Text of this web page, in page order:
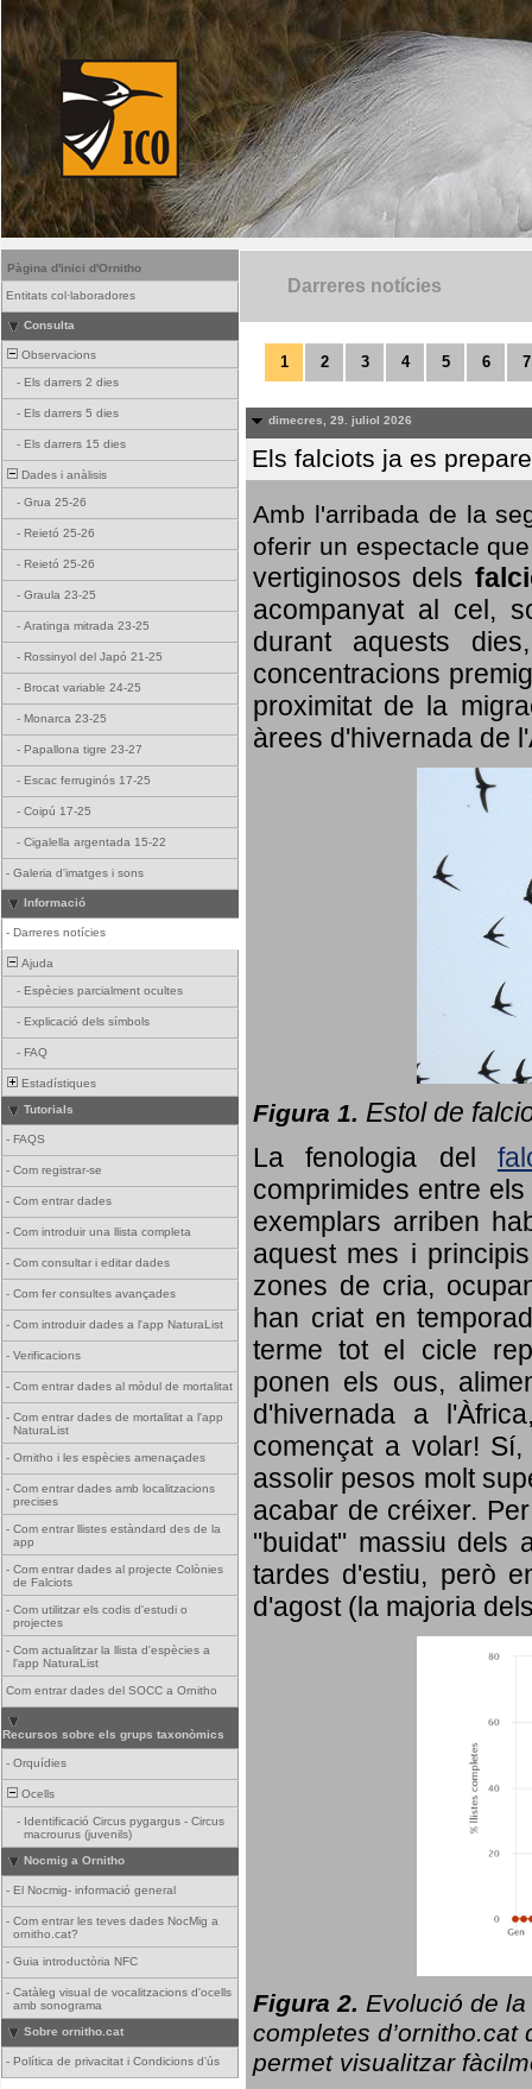
Pàgina d'inici d'Ornitho
Entitats col·laboradores
Consulta
Observacions
- Els darrers 2 dies
- Els darrers 5 dies
- Els darrers 15 dies
Dades i anàlisis
- Grua 25-26
- Reietó 25-26
- Reietó 25-26
- Graula 23-25
- Aratinga mitrada 23-25
- Rossinyol del Japó 21-25
- Brocat variable 24-25
- Monarca 23-25
- Papallona tigre 23-27
- Escac ferruginós 17-25
- Coipú 17-25
- Cigalella argentada 15-22
- Galeria d'imatges i sons
Informació
- Darreres notícies
Ajuda
- Espècies parcialment ocultes
- Explicació dels símbols
- FAQ
Estadístiques
Tutorials
- FAQS
- Com registrar-se
- Com entrar dades
- Com introduir una llista completa
- Com consultar i editar dades
- Com fer consultes avançades
- Com introduir dades a l'app NaturaList
- Verificacions
- Com entrar dades al mòdul de mortalitat
- Com entrar dades de mortalitat a l'app
NaturaList
- Ornitho i les espècies amenaçades
- Com entrar dades amb localitzacions
precises
- Com entrar llistes estàndard des de la
app
- Com entrar dades al projecte Colònies
de Falciots
- Com utilitzar els codis d'estudi o
projectes
- Com actualitzar la llista d'espècies a
l'app NaturaList
Com entrar dades del SOCC a Ornitho
Recursos sobre els grups taxonòmics
- Orquídies
Ocells
- Identificació Circus pygargus - Circus
macrourus (juvenils)
Nocmig a Ornitho
- El Nocmig- informació general
- Com entrar les teves dades NocMig a
ornitho.cat?
- Guia introductòria NFC
- Catàleg visual de vocalitzacions d'ocells
amb sonograma
Sobre ornitho.cat
- Política de privacitat i Condicions d'ús
Darreres notícies
1 2 3 4 5 6 7
dimecres, 29. juliol 2026
Els falciots ja es
Amb l'arribada de la
oferir un espectacle
vertiginosos dels
acompanyat al cel,
durant aquests
concentracions
proximitat de la
àrees d'hivernada de
Figura 1. Estol de
La fenologia del
comprimides entre
exemplars arriben
aquest mes i
zones de cria,
han criat en
terme tot el cicle
ponen els ous,
d'hivernada a
començat a volar!
assolir pesos molt
acabar de créixer.
"buidat" massiu dels
tardes d'estiu, però
d'agost (la majoria
Figura 2. Evolució de la
completes d’ornitho.cat
permet visualitzar